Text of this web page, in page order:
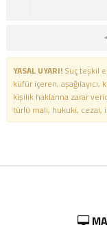
YASAL UYARI!Suç teşkil
küfür içeren,
kişilik haklarına zarar
türlü mali, hukuki, cezai,